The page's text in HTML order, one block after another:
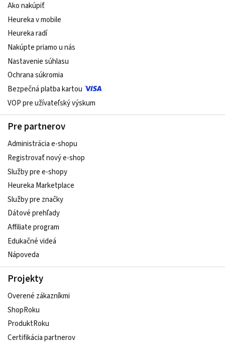
Ako nakúpiť
Heureka v mobile
Heureka radí
Nakúpte priamo u nás
Nastavenie súhlasu
Ochrana súkromia
Bezpečná platba kartou
VOP pre užívateľský výskum
Pre partnerov
Administrácia e-shopu
Registrovať nový e-shop
Služby pre e‑shopy
Heureka Marketplace
Služby pre značky
Dátové prehľady
Affiliate program
Edukačné videá
Nápoveda
Projekty
Overené zákazníkmi
ShopRoku
ProduktRoku
Certifikácia partnerov